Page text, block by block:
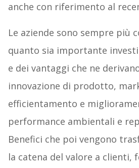
anche con riferimento al
Le aziende sono sempre più
quanto sia importante
e dei vantaggi che ne
innovazione di prodotto,
efficientamento e
performance ambientali e
Benefici che poi vengono
la catena del valore a clienti,